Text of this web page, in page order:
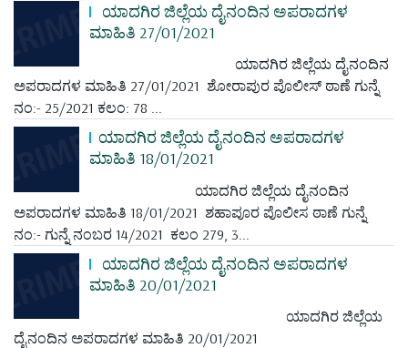
ಯಾದಗಿರ ಜಿಲ್ಲೆಯ ದೈನಂದಿನ ಅಪರಾದಗಳ
ಮಾಹಿತಿ 27/01/2021
ಯಾದಗಿರ ಜಿಲ್ಲೆಯ ದೈನಂದಿನ
ಅಪರಾದಗಳ ಮಾಹಿತಿ 27/01/2021 ಶೋರಾಪುರ ಪೊಲೀಸ್ ಠಾಣೆ ಗುನ್ನೆ
ನಂ:- 25/2021 ಕಲಂ: 78 ...
ಯಾದಗಿರ ಜಿಲ್ಲೆಯ ದೈನಂದಿನ ಅಪರಾದಗಳ
ಮಾಹಿತಿ 18/01/2021
ಯಾದಗಿರ ಜಿಲ್ಲೆಯ ದೈನಂದಿನ
ಅಪರಾದಗಳ ಮಾಹಿತಿ 18/01/2021 ಶಹಾಪೂರ ಪೊಲೀಸ ಠಾಣೆ ಗುನ್ನೆ
ನಂ:- ಗುನ್ನೆ ನಂಬರ 14/2021 ಕಲಂ 279, 3...
ಯಾದಗಿರ ಜಿಲ್ಲೆಯ ದೈನಂದಿನ ಅಪರಾದಗಳ
ಮಾಹಿತಿ 20/01/2021
ಯಾದಗಿರ ಜಿಲ್ಲೆಯ
ದೈನಂದಿನ ಅಪರಾದಗಳ ಮಾಹಿತಿ 20/01/2021